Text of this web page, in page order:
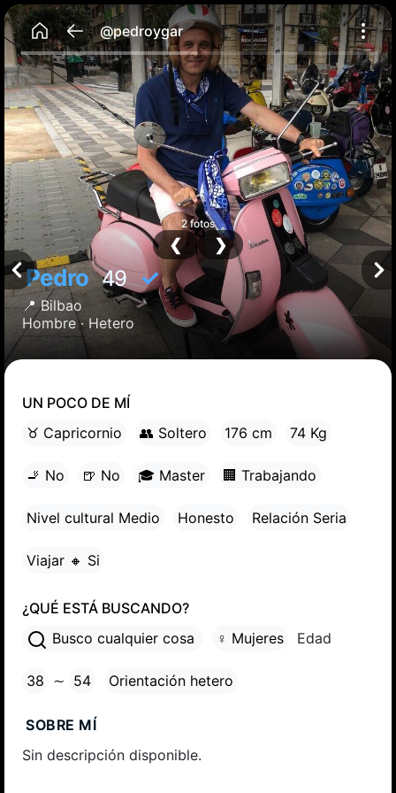
@pedroygar
Pedro49✓
📍Bilbao
Hombre · Hetero
2 fotos
❮ ❯
UN POCO DE MÍ
♉ Capricornio
👥 Soltero 176 cm 74 Kg
🚬 No 🍺 No 🎓 Master 🏢 Trabajando
Nivel cultural Medio Honesto Relación Seria
Viajar 🔸 Si
¿QUÉ ESTÁ BUSCANDO?
Busco cualquier cosa
♀ Mujeres Edad
38 ∼ 54 Orientación hetero
SOBRE MÍ
Sin descripción disponible.